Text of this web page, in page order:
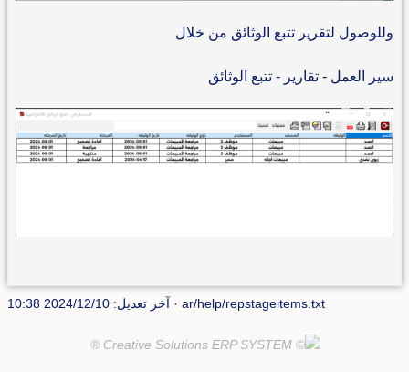
وللوصول لتقرير تتبع الوثائق من خلال
سير العمل - تقارير - تتبع الوثائق
ar/help/repstageitems.txt · آخر تعديل: 2024/12/10 10:38